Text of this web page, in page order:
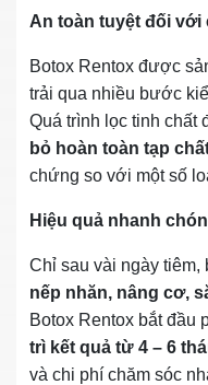
An toàn tuyệt đối
Botox Rentox được
trải qua nhiều bước
Quá trình lọc tinh chất
bỏ hoàn toàn tạp
chứng so với một số
Hiệu quả nhanh
Chỉ sau vài ngày tiêm,
nếp nhăn, nâng cơ,
Botox Rentox bắt đầu
trì kết quả từ 4 – 6
và chi phí chăm sóc